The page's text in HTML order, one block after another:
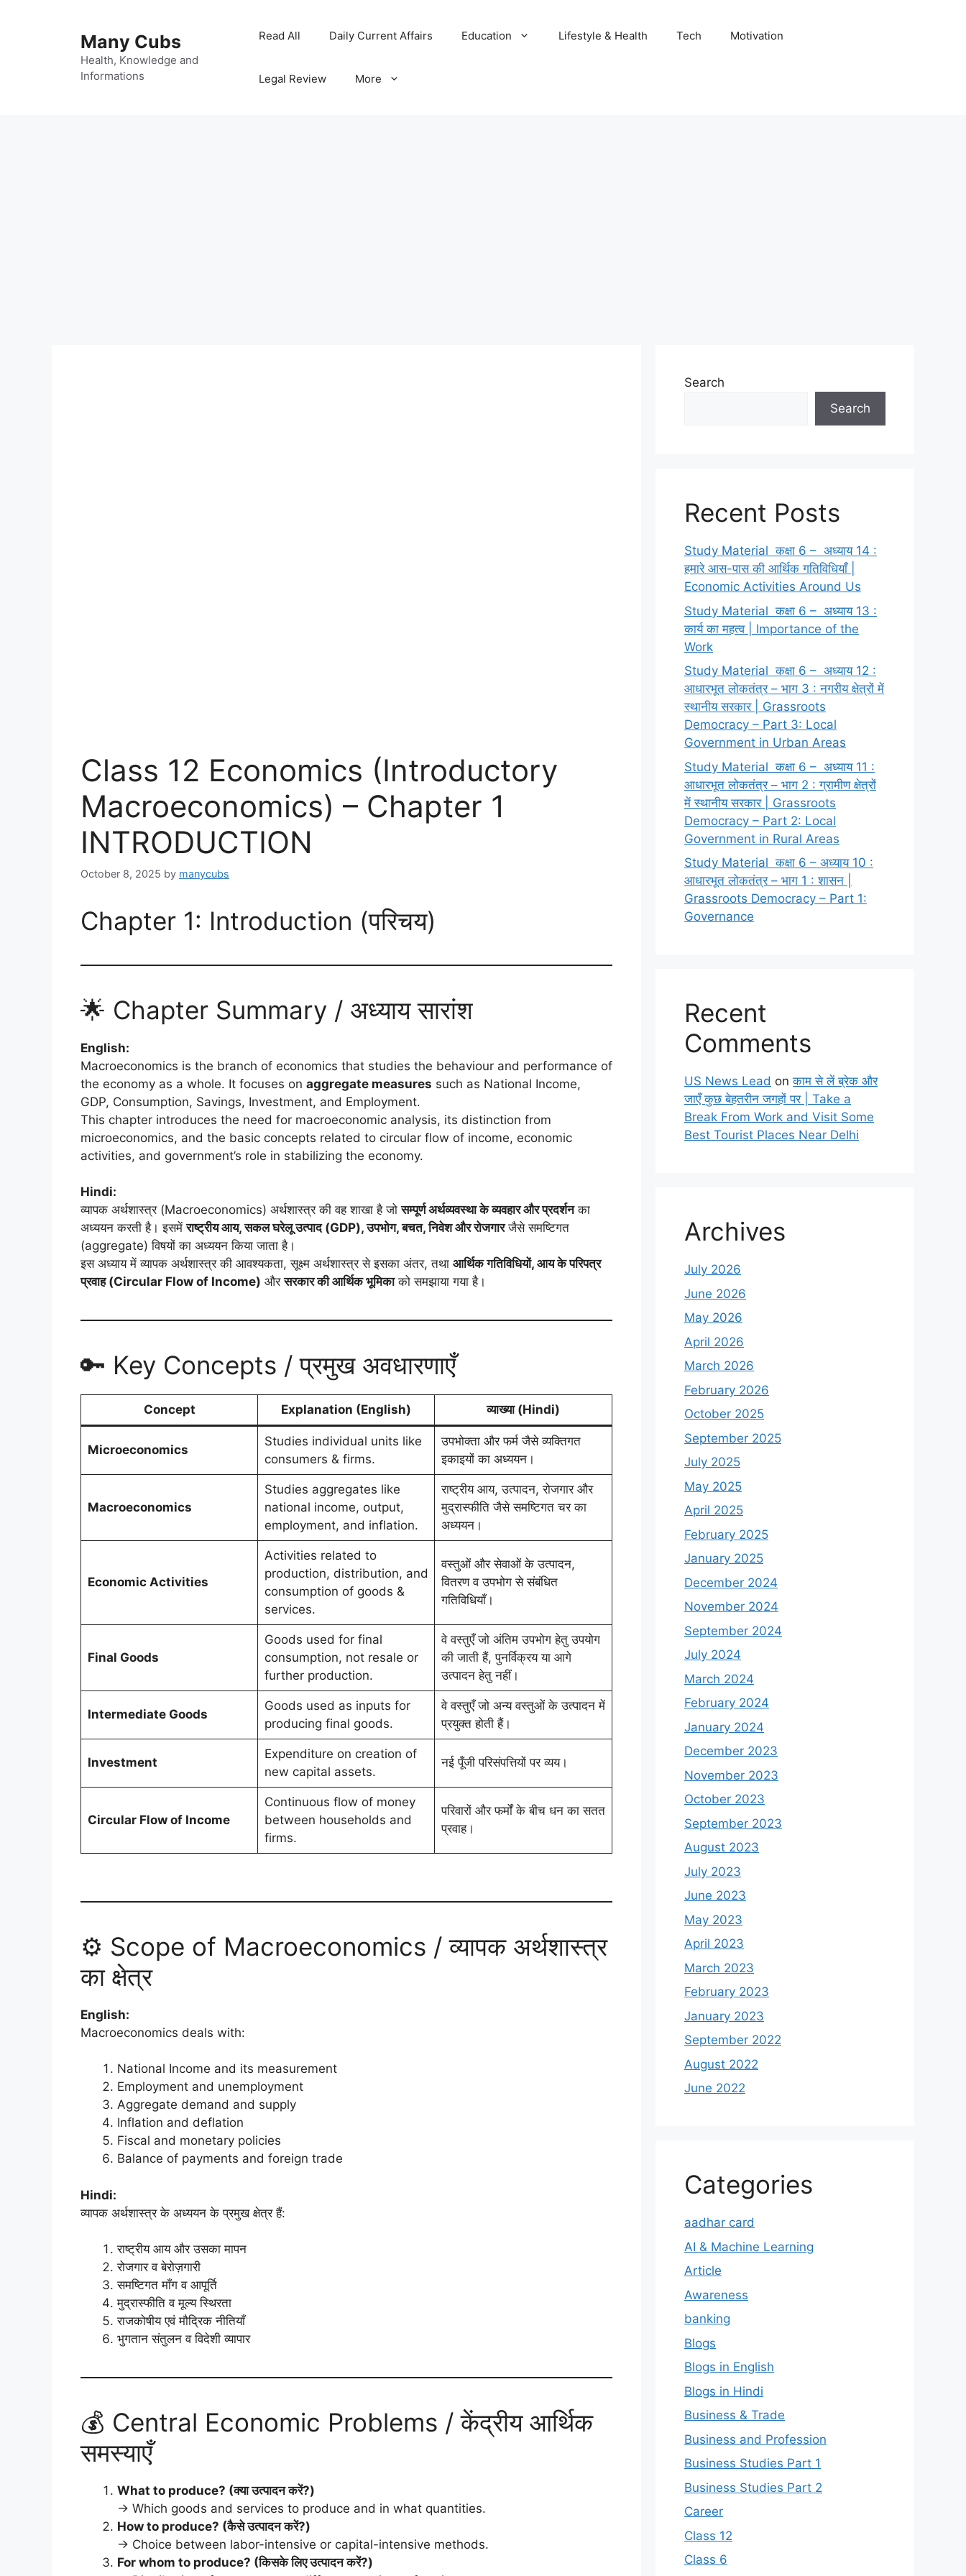
Many Cubs
Health, Knowledge and
Informations
Read All Daily Current Affairs Education Lifestyle & Health Tech Motivation
Legal Review More
Class 12 Economics (Introductory
Macroeconomics) – Chapter 1
INTRODUCTION
October 8, 2025 by manycubs
Chapter 1: Introduction (परिचय)
🌟 Chapter Summary / अध्याय सारांश
English:
Macroeconomics is the branch of economics that studies the behaviour and performance of
the economy as a whole. It focuses on aggregate measures such as National Income,
GDP, Consumption, Savings, Investment, and Employment.
This chapter introduces the need for macroeconomic analysis, its distinction from
microeconomics, and the basic concepts related to circular flow of income, economic
activities, and government’s role in stabilizing the economy.
Hindi:
व्यापक अर्थशास्त्र (Macroeconomics) अर्थशास्त्र की वह शाखा है जोसम्पूर्ण अर्थव्यवस्था के व्यवहार और प्रदर्शनका
अध्ययन करती है। इसमेंराष्ट्रीय आय, सकल घरेलू उत्पाद (GDP), उपभोग, बचत, निवेश और रोजगारजैसे समष्टिगत
(aggregate) विषयों का अध्ययन किया जाता है।
इस अध्याय में व्यापक अर्थशास्त्र की आवश्यकता, सूक्ष्म अर्थशास्त्र से इसका अंतर, तथा आर्थिक गतिविधियों, आय के परिपत्र
प्रवाह (Circular Flow of Income) औरसरकार की आर्थिक भूमिकाको समझाया गया है।
🔑 Key Concepts / प्रमुख अवधारणाएँ
Concept Explanation (English) व्याख्या (Hindi)
Microeconomics
Studies individual units like
consumers & firms.
उपभोक्ता और फर्म जैसे व्यक्तिगत
इकाइयों का अध्ययन।
Macroeconomics
Studies aggregates like
national income, output,
employment, and inflation.
राष्ट्रीय आय, उत्पादन, रोजगार और
मुद्रास्फीति जैसे समष्टिगत चर का
अध्ययन।
Economic Activities
Activities related to
production, distribution, and
consumption of goods &
services.
वस्तुओं और सेवाओं के उत्पादन,
वितरण व उपभोग से संबंधित
गतिविधियाँ।
Final Goods
Goods used for final
consumption, not resale or
further production.
वे वस्तुएँ जो अंतिम उपभोग हेतु उपयोग
की जाती हैं, पुनर्विक्रय या आगे
उत्पादन हेतु नहीं।
Intermediate Goods
Goods used as inputs for
producing final goods.
वे वस्तुएँ जो अन्य वस्तुओं के उत्पादन में
प्रयुक्त होती हैं।
Investment
Expenditure on creation of
new capital assets.
नई पूँजी परिसंपत्तियों पर व्यय।
Circular Flow of Income
Continuous flow of money
between households and
firms.
परिवारों और फर्मों के बीच धन का सतत
प्रवाह।
⚙️ Scope of Macroeconomics / व्यापक अर्थशास्त्र
का क्षेत्र
English:
Macroeconomics deals with:
National Income and its measurement
Employment and unemployment
Aggregate demand and supply
Inflation and deflation
Fiscal and monetary policies
Balance of payments and foreign trade
Hindi:
व्यापक अर्थशास्त्र के अध्ययन के प्रमुख क्षेत्र हैं:
राष्ट्रीय आय और उसका मापन
रोजगार व बेरोज़गारी
समष्टिगत माँग व आपूर्ति
मुद्रास्फीति व मूल्य स्थिरता
राजकोषीय एवं मौद्रिक नीतियाँ
भुगतान संतुलन व विदेशी व्यापार
💰 Central Economic Problems / केंद्रीय आर्थिक
समस्याएँ
What to produce? (क्या उत्पादन करें?)
→ Which goods and services to produce and in what quantities.
How to produce? (कैसे उत्पादन करें?)
→ Choice between labor-intensive or capital-intensive methods.
For whom to produce? (किसके लिए उत्पादन करें?)
Search
Search
Recent Posts
Study Material कक्षा 6 – अध्याय 14 :
हमारे आस-पास की आर्थिक गतिविधियाँ |
Economic Activities Around Us
Study Material कक्षा 6 – अध्याय 13 :
कार्य का महत्व | Importance of the
Work
Study Material कक्षा 6 – अध्याय 12 :
आधारभूत लोकतंत्र – भाग 3 : नगरीय क्षेत्रों में
स्थानीय सरकार | Grassroots
Democracy – Part 3: Local
Government in Urban Areas
Study Material कक्षा 6 – अध्याय 11 :
आधारभूत लोकतंत्र – भाग 2 : ग्रामीण क्षेत्रों
में स्थानीय सरकार | Grassroots
Democracy – Part 2: Local
Government in Rural Areas
Study Material कक्षा 6 – अध्याय 10 :
आधारभूत लोकतंत्र – भाग 1 : शासन |
Grassroots Democracy – Part 1:
Governance
Recent
Comments
US News Lead onकाम से लें ब्रेक और
जाएँ कुछ बेहतरीन जगहों पर | Take a
Break From Work and Visit Some
Best Tourist Places Near Delhi
Archives
July 2026
June 2026
May 2026
April 2026
March 2026
February 2026
October 2025
September 2025
July 2025
May 2025
April 2025
February 2025
January 2025
December 2024
November 2024
September 2024
July 2024
March 2024
February 2024
January 2024
December 2023
November 2023
October 2023
September 2023
August 2023
July 2023
June 2023
May 2023
April 2023
March 2023
February 2023
January 2023
September 2022
August 2022
June 2022
Categories
aadhar card
AI & Machine Learning
Article
Awareness
banking
Blogs
Blogs in English
Blogs in Hindi
Business & Trade
Business and Profession
Business Studies Part 1
Business Studies Part 2
Career
Class 12
Class 6